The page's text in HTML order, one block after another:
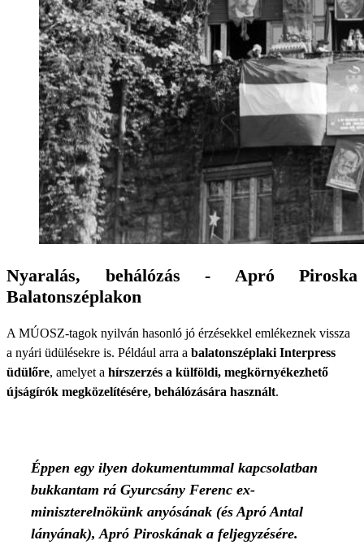
Nyaralás, behálózás - Apró Piroska
Balatonszéplakon
A MÚOSZ-tagok nyilván hasonló jó érzésekkel emlékeznek vissza
a nyári üdülésekre is. Például arra a balatonszéplaki Interpress
üdülőre, amelyet a hírszerzés a külföldi, megkörnyékezhető
újságírók megközelítésére, behálózására használt.
Éppen egy ilyen dokumentummal kapcsolatban
bukkantam rá Gyurcsány Ferenc ex-
miniszterelnökünk anyósának (és Apró Antal
lányának), Apró Piroskának a feljegyzésére.